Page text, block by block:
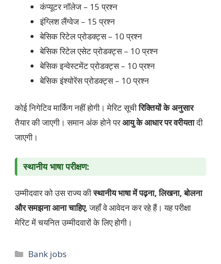
कंप्यूटर नॉलेज – 15 प्रश्न
इंग्लिश लैंग्वेज – 15 प्रश्न
बेसिक रिटेल प्रोडक्ट्स – 10 प्रश्न
बेसिक रिटेल एसेट प्रोडक्ट्स – 10 प्रश्न
बेसिक इन्वेस्टमेंट प्रोडक्ट्स – 10 प्रश्न
बेसिक इंश्योरेंस प्रोडक्ट्स – 10 प्रश्न
कोई निगेटिव मार्किंग नहीं होगी। मेरिट सूचीरिक्तियों के अनुसार
तैयार की जाएगी। समान अंक होने परआयु के आधार पर वरीयतादी
जाएगी।
स्थानीय भाषा परीक्षण:
उम्मीदवार को उस राज्य कीस्थानीय भाषा में पढ़ना, लिखना, बोलना
और समझना आना चाहिए, जहाँ वे आवेदन कर रहे हैं। यह परीक्षा
मेरिट में चयनित उम्मीदवारों के लिए होगी।
Bank jobs